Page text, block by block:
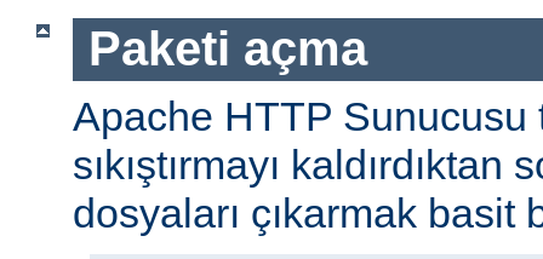
Paketi açma
Apache HTTP Sunucusu
sıkıştırmayı
dosyaları çıkarmak basit